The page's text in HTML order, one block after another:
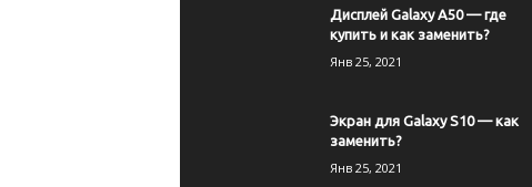
Дисплей Galaxy A50 — где
купить и как заменить?
Янв 25, 2021
Экран для Galaxy S10 — как
заменить?
Янв 25, 2021